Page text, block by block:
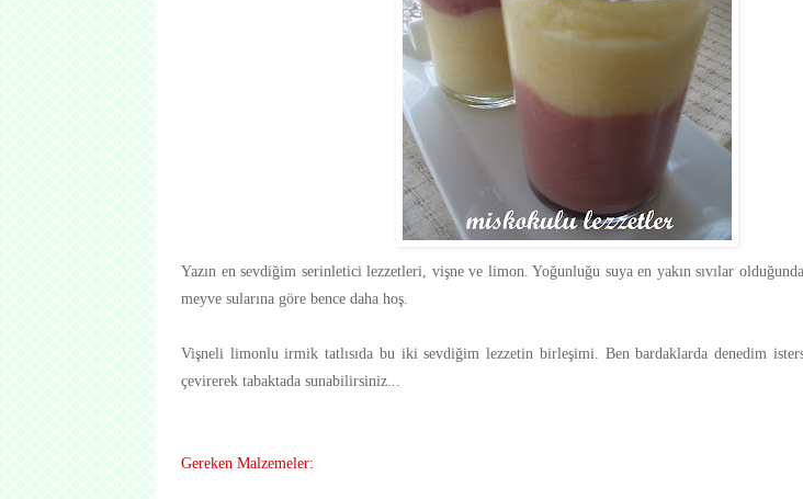
Yazın en sevdiğim serinletici lezzetleri, vişne ve limon. Yoğunluğu suya en yakın sıvılar
meyve sularına göre bence daha hoş.
Vişneli limonlu irmik tatlısıda bu iki sevdiğim lezzetin birleşimi. Ben bardaklarda denedim
çevirerek tabaktada sunabilirsiniz...
Gereken Malzemeler: